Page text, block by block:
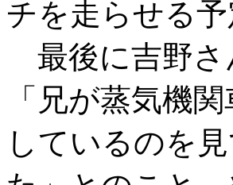
チを走らせる
最後に吉野さ
「兄が蒸気機
しているのを